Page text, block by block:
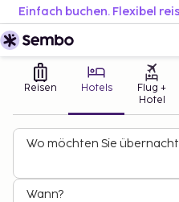
Einfach buchen. Flexibel
Reisen Hotels
Flug +
Hotel
Wo möchten Sie
Wann?